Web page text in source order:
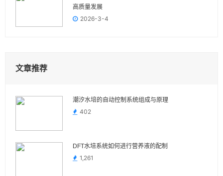
高质量发展
2026-3-4
文章推荐
潮汐水培的自动控制系统组成与原理
402
DFT水培系统如何进行营养液的配制
1,261